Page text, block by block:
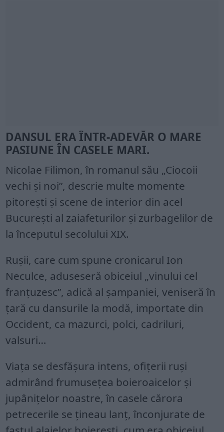
DANSUL ERA ÎNTR-ADEVĂR O MARE
PASIUNE ÎN CASELE MARI.
Nicolae Filimon, în romanul său „Ciocoii
vechi și noi”, descrie multe momente
pitorești și scene de interior din acel
București al zaiafeturilor și zurbagelilor de
la începutul secolului XIX.
Rușii, care cum spune cronicarul Ion
Neculce, aduseseră obiceiul „vinului cel
franțuzesc”, adică al șampaniei, veniseră în
țară cu dansurile la modă, importate din
Occident, ca mazurci, polci, cadriluri,
valsuri…
Viața se desfășura intens, ofițerii ruși
admirând frumusețea boieroaicelor și
jupânițelor noastre, în casele cărora
petrecerile se țineau lanț, înconjurate de